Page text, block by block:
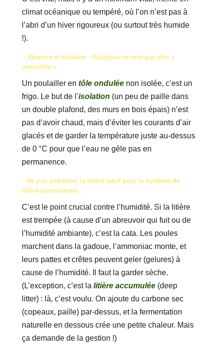
climat océanique ou tempéré, où l’on n’est pas à
l’abri d’un hiver rigoureux (ou surtout très humide
!).
– Absence d’isolation : Rustique ne veut pas dire «
invincible ».
Un poulailler en tôle onduléenon isolée, c’est un
frigo. Le but de l’isolation (un peu de paille dans
un double plafond, des murs en bois épais) n’est
pas d’avoir chaud, mais d’éviter les courants d’air
glacés et de garder la température juste au-dessus
de 0 °C pour que l’eau ne gèle pas en
permanence.
– Ne pas entretenir la litière (sauf pour le système de
litière permanente) :
C’est le point crucial contre l’humidité. Si la litière
est trempée (à cause d’un abreuvoir qui fuit ou de
l’humidité ambiante), c’est la cata. Les poules
marchent dans la gadoue, l’ammoniac monte, et
leurs pattes et crêtes peuvent geler (gelures) à
cause de l’humidité. Il faut la garder sèche.
(L’exception, c’est la litière accumulée(deep
litter) : là, c’est voulu. On ajoute du carbone sec
(copeaux, paille) par-dessus, et la fermentation
naturelle en dessous crée une petite chaleur. Mais
ça demande de la gestion !)